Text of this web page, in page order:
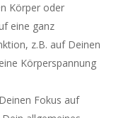
Körper oder
eine ganz
z.B. auf Deinen
Körperspannung
Fokus auf